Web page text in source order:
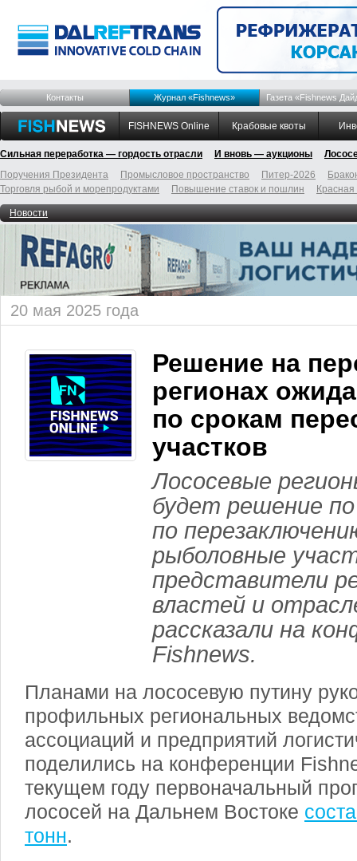
Контакты Журнал «Fishnews» Газета «Fishnews
FISHNEWS Online Крабовые квоты
Сильная переработка — гордость отрасли И вновь — аукционы
Поручения Президента
Промысловое пространство Питер-2026
Торговля рыбой и морепродуктами
Повышение ставок и пошлин
Новости
20 мая 2025 года
Решение на
регионах
по срокам
участков
Лососевые
будет решение
по
рыболовные
представители
властей и
рассказали на
Fishnews.
Планами на лососевую путину
профильных региональных
ассоциаций и предприятий
поделились на конференции
текущем году первоначальный
лососей на Дальнем Востоке
тонн.